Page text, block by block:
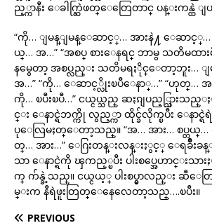
ည့္ကာနီး ေခါက္ဆြဲဖတ္ေတြေတာင္ ပန္းကန္ထဲ ျ
“ကို… ျမန္ျမန္ေဆာင့္… အားနဲ႔ ေဆာင့္…
ယ္… အ…” “အစပ္ စားေနရင္ ဘာမွ သတိမထာ
နမွေတာ့ အစပ္လည္း သတိမရႏိုင္ေတာ့ဘူး… ျမ
အ…” “ကို… ေဆာင့္လိုးၿပီေနာ္…” “ဟုတ္… အ
ကို… ၿပီးၿပီ…” ငယ္ငယ္သည္ ဆႏၵျပည့္သြာ
င္း ေနာင္ရဲဘက္ကို လွည့္ကာ ထိုင္ခ်လိုက္ၿပီး ေနာ
ပုေလြမႈတ္ေတာ့သည္။ “အ… အား… စပ္တယ္
တ္… အား…” ေဂြးတန္းလန္းႏွင့္ ေရခ်ိဳးခ
သာ ေနာင္ရဲကို ၾကည့္ၿပီး ပါးစပ္အေဟာင္းသ
က္ က်န္ခဲ့သည္။ ငယ္ငယ့္ ပါးစပ္မွာလည္း ဆီေတ
မ္းက နီရဲဖူးတြတ္ေနေလေတာ့သည္….ၿပီး။
PREVIOUS